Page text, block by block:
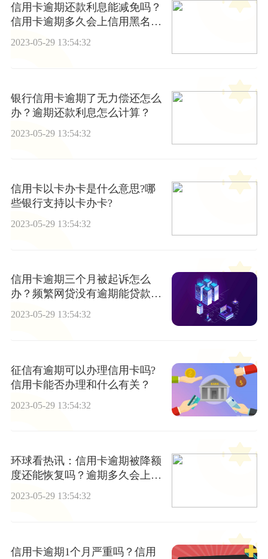
信用卡逾期还款利息能减免吗？
信用卡逾期多久会上信用黑名
单？-环球观察
2023-05-29 13:54:32
银行信用卡逾期了无力偿还怎么
办？逾期还款利息怎么计算？
2023-05-29 13:54:32
信用卡以卡办卡是什么意思?哪
些银行支持以卡办卡?
2023-05-29 13:54:32
信用卡逾期三个月被起诉怎么
办？频繁网贷没有逾期能贷款
吗？|视讯
2023-05-29 13:54:32
征信有逾期可以办理信用卡吗?
信用卡能否办理和什么有关？
2023-05-29 13:54:32
环球看热讯：信用卡逾期被降额
度还能恢复吗？逾期多久会上黑
名单？
2023-05-29 13:54:32
信用卡逾期1个月严重吗？信用